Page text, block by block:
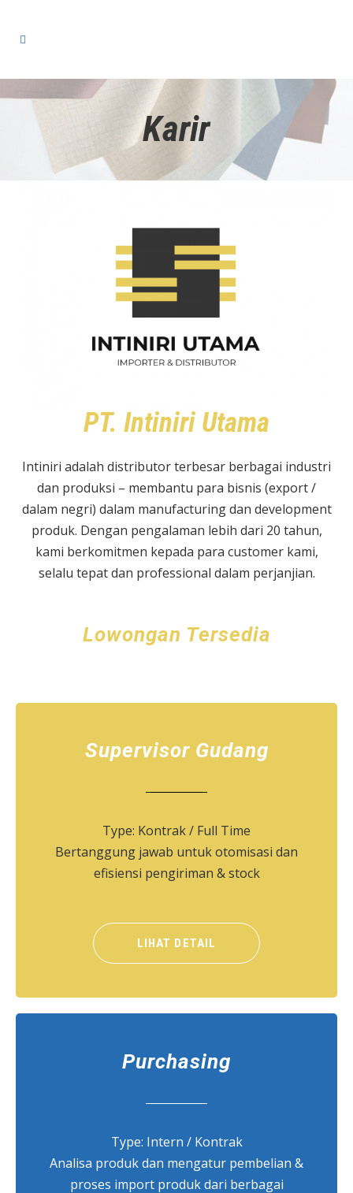
Karir
PT. Intiniri Utama
Intiniri adalah distributor terbesar berbagai industri
dan produksi – membantu para bisnis (export /
dalam negri) dalam manufacturing dan development
produk. Dengan pengalaman lebih dari 20 tahun,
kami berkomitmen kepada para customer kami,
selalu tepat dan professional dalam perjanjian.
Lowongan Tersedia
Supervisor Gudang
Type: Kontrak / Full Time
Bertanggung jawab untuk otomisasi dan
efisiensi pengiriman & stock
LIHAT DETAIL
Purchasing
Type: Intern / Kontrak
Analisa produk dan mengatur pembelian &
proses import produk dari berbagai